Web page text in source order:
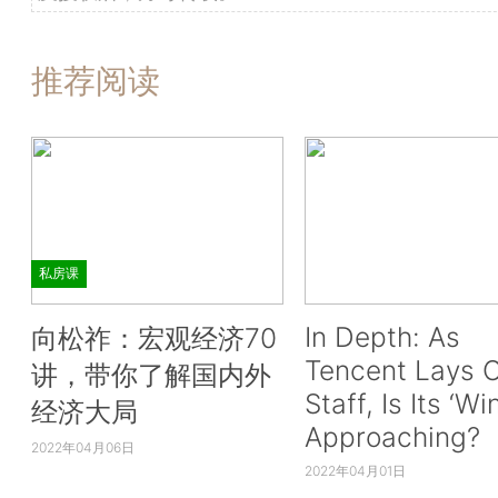
推荐阅读
私房课
向松祚：宏观经济70
讲，带你了解国内外
经济大局
2022年04月06日
In Depth: As
Tencent Lays
Staff, Is Its
Approaching?
2022年04月01日